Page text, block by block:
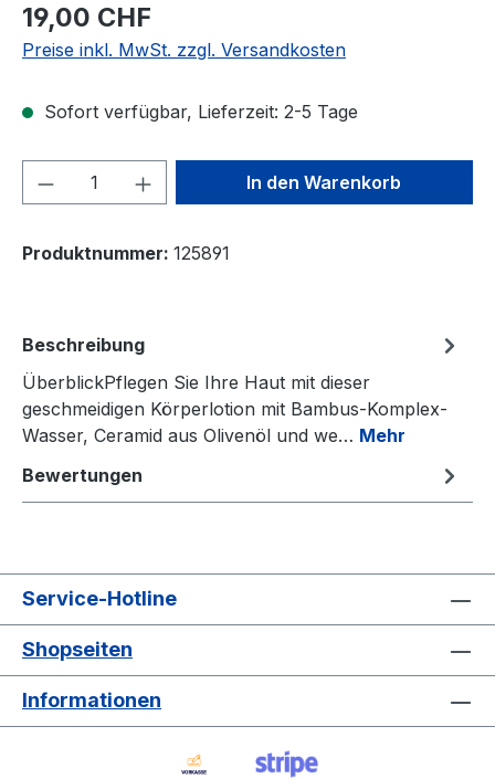
19,00 CHF
Preise inkl. MwSt. zzgl. Versandkosten
Sofort verfügbar, Lieferzeit: 2-5 Tage
Produkt Anzahl: Gib denIn den Warenkorb
Produktnummer: 125891
Beschreibung
ÜberblickPflegen Sie Ihre Haut mit dieser
geschmeidigen Körperlotion mit Bambus-Komplex-
Wasser, Ceramid aus Olivenöl und we… Mehr
Bewertungen
Service-Hotline
Shopseiten
Informationen